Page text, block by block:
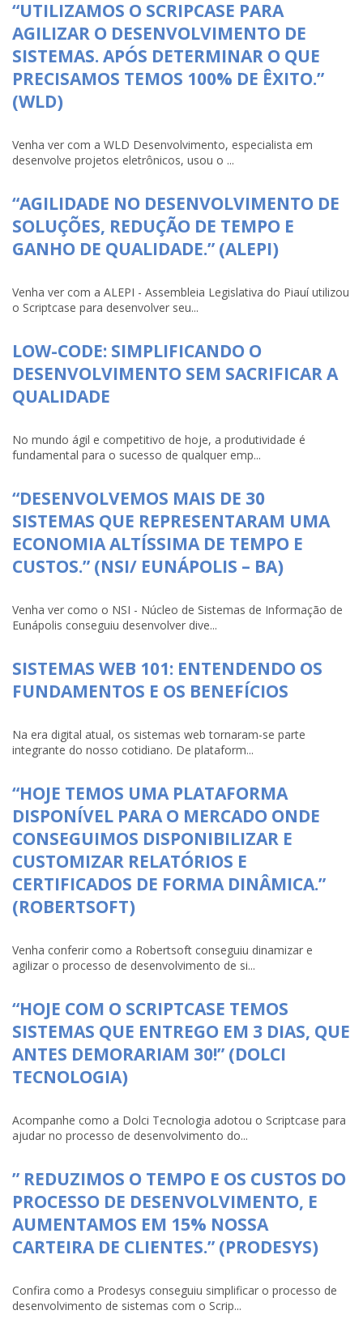
“UTILIZAMOS O SCRIPCASE PARA
AGILIZAR O DESENVOLVIMENTO DE
SISTEMAS. APÓS DETERMINAR O QUE
PRECISAMOS TEMOS 100% DE ÊXITO.”
(WLD)
Venha ver com a WLD Desenvolvimento, especialista em
desenvolve projetos eletrônicos, usou o ...
“AGILIDADE NO DESENVOLVIMENTO DE
SOLUÇÕES, REDUÇÃO DE TEMPO E
GANHO DE QUALIDADE.” (ALEPI)
Venha ver com a ALEPI - Assembleia Legislativa do Piauí utilizou
o Scriptcase para desenvolver seu...
LOW-CODE: SIMPLIFICANDO O
DESENVOLVIMENTO SEM SACRIFICAR A
QUALIDADE
No mundo ágil e competitivo de hoje, a produtividade é
fundamental para o sucesso de qualquer emp...
“DESENVOLVEMOS MAIS DE 30
SISTEMAS QUE REPRESENTARAM UMA
ECONOMIA ALTÍSSIMA DE TEMPO E
CUSTOS.” (NSI/ EUNÁPOLIS – BA)
Venha ver como o NSI - Núcleo de Sistemas de Informação de
Eunápolis conseguiu desenvolver dive...
SISTEMAS WEB 101: ENTENDENDO OS
FUNDAMENTOS E OS BENEFÍCIOS
Na era digital atual, os sistemas web tornaram-se parte
integrante do nosso cotidiano. De plataform...
“HOJE TEMOS UMA PLATAFORMA
DISPONÍVEL PARA O MERCADO ONDE
CONSEGUIMOS DISPONIBILIZAR E
CUSTOMIZAR RELATÓRIOS E
CERTIFICADOS DE FORMA DINÂMICA.”
(ROBERTSOFT)
Venha conferir como a Robertsoft conseguiu dinamizar e
agilizar o processo de desenvolvimento de si...
“HOJE COM O SCRIPTCASE TEMOS
SISTEMAS QUE ENTREGO EM 3 DIAS, QUE
ANTES DEMORARIAM 30!” (DOLCI
TECNOLOGIA)
Acompanhe como a Dolci Tecnologia adotou o Scriptcase para
ajudar no processo de desenvolvimento do...
” REDUZIMOS O TEMPO E OS CUSTOS DO
PROCESSO DE DESENVOLVIMENTO, E
AUMENTAMOS EM 15% NOSSA
CARTEIRA DE CLIENTES.” (PRODESYS)
Confira como a Prodesys conseguiu simplificar o processo de
desenvolvimento de sistemas com o Scrip...